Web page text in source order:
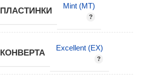
Mint (MT)
Excellent (EX)